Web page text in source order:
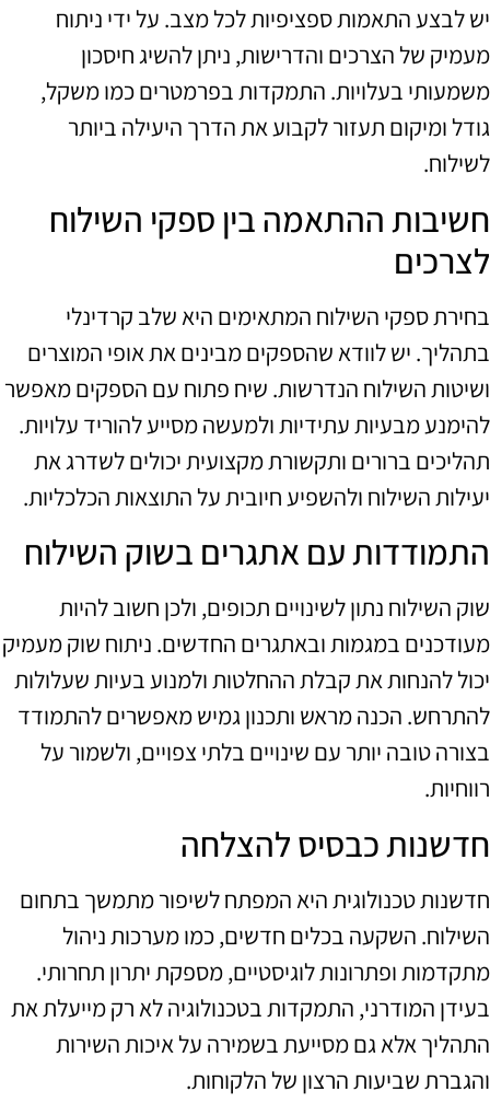
יש לבצע התאמות ספציפיות לכל מצב. על ידי ניתוח
מעמיק של הצרכים והדרישות, ניתן להשיג חיסכון
משמעותי בעלויות. התמקדות בפרמטרים כמו משקל,
גודל ומיקום תעזור לקבוע את הדרך היעילה ביותר
לשילוח.
חשיבות ההתאמה בין ספקי השילוח
לצרכים
בחירת ספקי השילוח המתאימים היא שלב קרדינלי
בתהליך. יש לוודא שהספקים מבינים את אופי המוצרים
ושיטות השילוח הנדרשות. שיח פתוח עם הספקים מאפשר
להימנע מבעיות עתידיות ולמעשה מסייע להוריד עלויות.
תהליכים ברורים ותקשורת מקצועית יכולים לשדרג את
יעילות השילוח ולהשפיע חיובית על התוצאות הכלכליות.
התמודדות עם אתגרים בשוק השילוח
שוק השילוח נתון לשינויים תכופים, ולכן חשוב להיות
מעודכנים במגמות ובאתגרים החדשים. ניתוח שוק מעמיק
יכול להנחות את קבלת ההחלטות ולמנוע בעיות שעלולות
להתרחש. הכנה מראש ותכנון גמיש מאפשרים להתמודד
בצורה טובה יותר עם שינויים בלתי צפויים, ולשמור על
רווחיות.
חדשנות כבסיס להצלחה
חדשנות טכנולוגית היא המפתח לשיפור מתמשך בתחום
השילוח. השקעה בכלים חדשים, כמו מערכות ניהול
מתקדמות ופתרונות לוגיסטיים, מספקת יתרון תחרותי.
בעידן המודרני, התמקדות בטכנולוגיה לא רק מייעלת את
התהליך אלא גם מסייעת בשמירה על איכות השירות
והגברת שביעות הרצון של הלקוחות.